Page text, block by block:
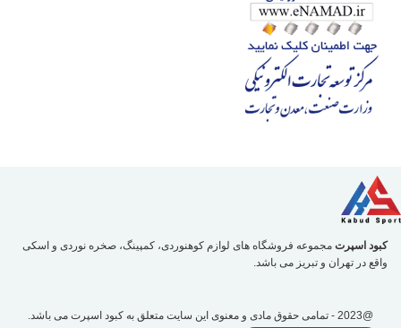
کبود اسپرت مجموعه فروشگاه های لوازم کوهنوردی، کمپینگ، صخره نوردی و اسکی
واقع در تهران و تبریز می باشد.
@2023 - تمامی حقوق مادی و معنوی این سایت متعلق به کبود اسپرت می باشد.